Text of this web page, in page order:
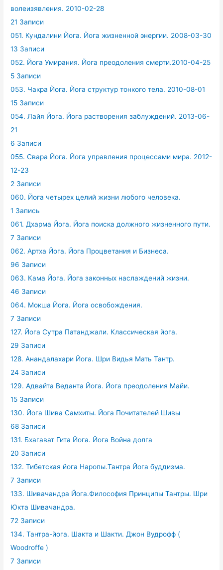
волеизявления. 2010-02-28
21 Записи
051. Кундалини Йога. Йога жизненной энергии. 2008-03-30
13 Записи
052. Йога Умирания. Йога преодоления смерти.2010-04-25
5 Записи
053. Чакра Йога. Йога структур тонкого тела. 2010-08-01
15 Записи
054. Лайя Йога. Йога растворения заблуждений. 2013-06-
21
6 Записи
055. Свара Йога. Йога управления процессами мира. 2012-
12-23
2 Записи
060. Йога четырех целий жизни любого человека.
1 Запись
061. Дхарма Йога. Йога поиска должного жизненного пути.
7 Записи
062. Артха Йога. Йога Процветания и Бизнеса.
96 Записи
063. Кама Йога. Йога законных наслаждений жизни.
46 Записи
064. Мокша Йога. Йога освобождения.
7 Записи
127. Йога Сутра Патанджали. Классическая йога.
29 Записи
128. Анандалахари Йога. Шри Видья Мать Тантр.
24 Записи
129. Адвайта Веданта Йога. Йога преодоления Майи.
15 Записи
130. Йога Шива Самхиты. Йога Почитателей Шивы
68 Записи
131. Бхагават Гита Йога. Йога Война долга
20 Записи
132. Тибетская йога Наропы.Тантра Йога буддизма.
7 Записи
133. Шивачандра Йога.Философия Принципы Тантры. Шри
Юкта Шивачандра.
72 Записи
134. Тантра-йога. Шакта и Шакти. Джон Вудрофф (
Woodroffe )
7 Записи